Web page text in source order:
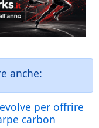
anche:
per offrire
carbon